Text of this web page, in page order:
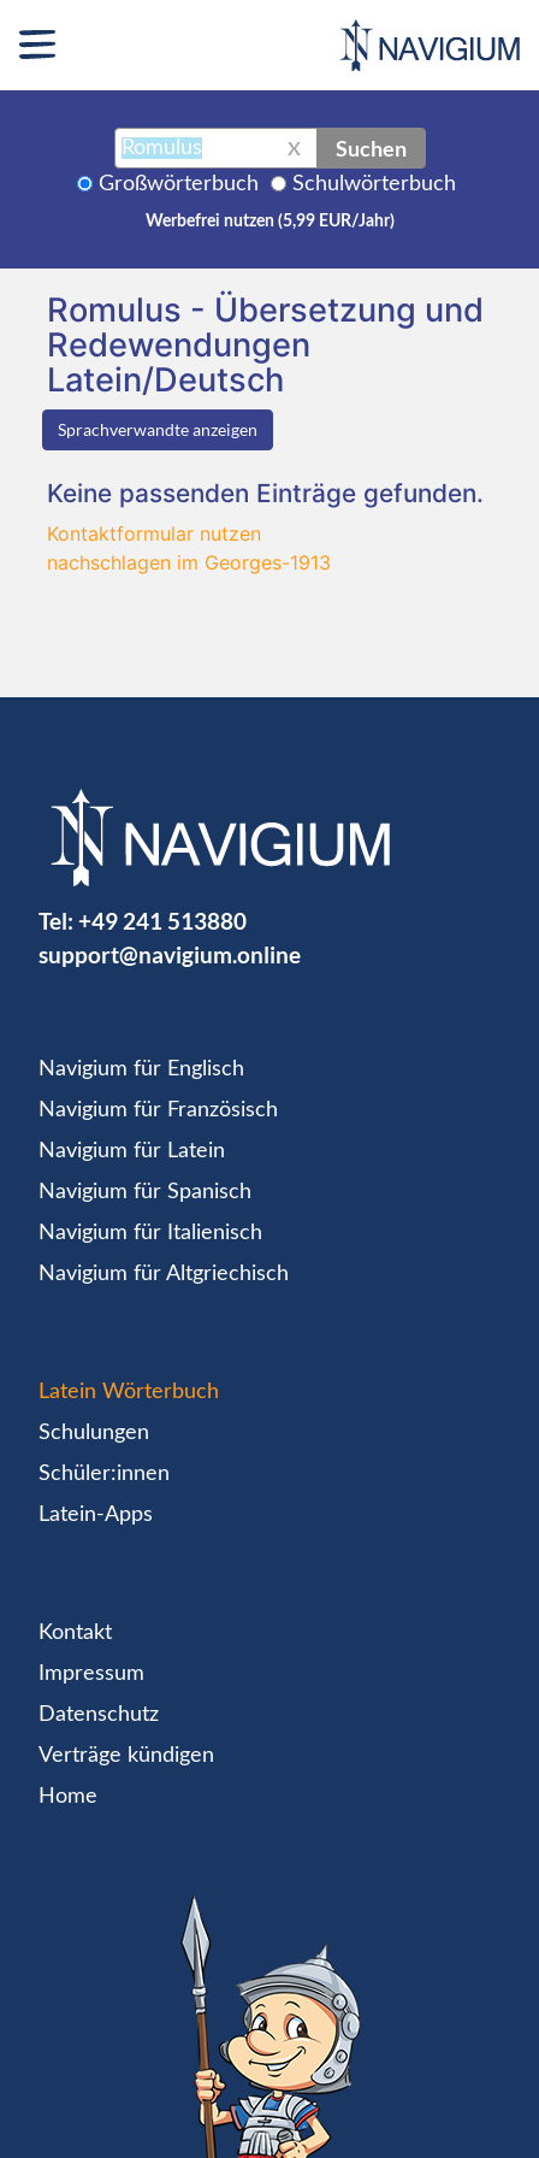
X Suchen
Großwörterbuch Schulwörterbuch
Werbefrei nutzen (5,99 EUR/Jahr)
Romulus - Übersetzung und
Redewendungen
Latein/Deutsch
Sprachverwandte anzeigen
Keine passenden Einträge gefunden.
Kontaktformular nutzen
nachschlagen im Georges-1913
Tel: +49 241 513880
support@navigium.online
Navigium für Englisch
Navigium für Französisch
Navigium für Latein
Navigium für Spanisch
Navigium für Italienisch
Navigium für Altgriechisch
Latein Wörterbuch
Schulungen
Schüler:innen
Latein-Apps
Kontakt
Impressum
Datenschutz
Verträge kündigen
Home